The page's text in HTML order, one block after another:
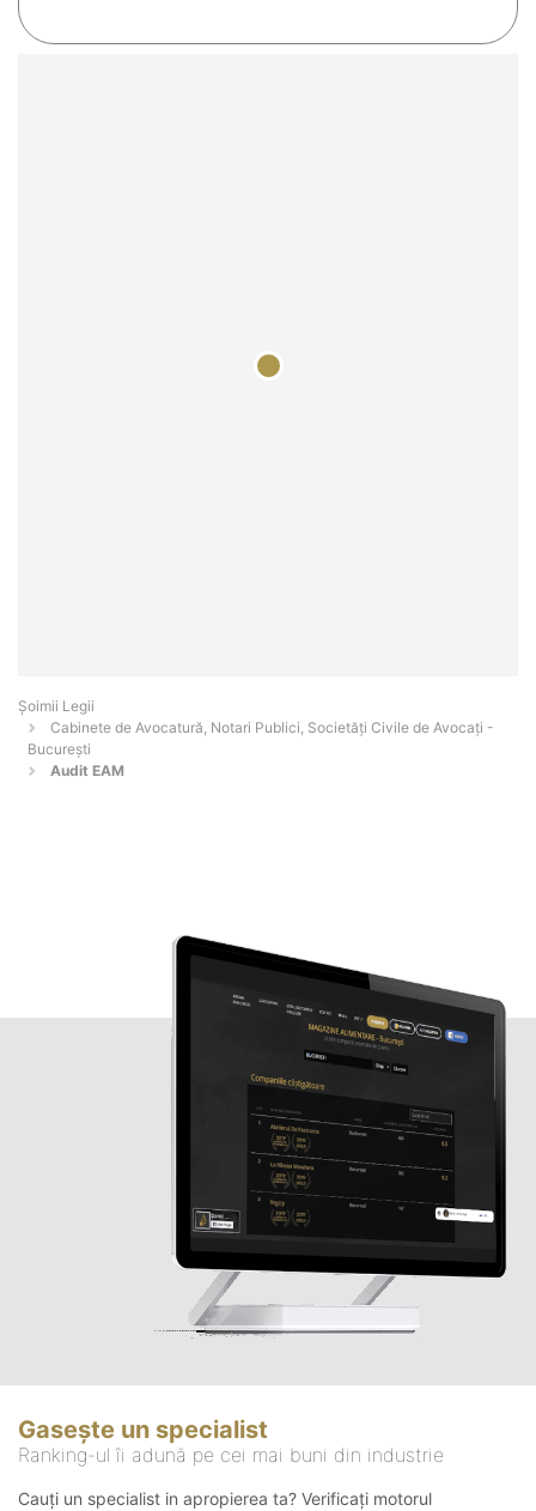
Șoimii Legii
Cabinete de Avocatură, Notari Publici, Societăți Civile de Avocați -
Bucureşti
Audit EAM
Gasește un specialist
Ranking-ul îi adună pe cei mai buni din industrie
Cauți un specialist in apropierea ta? Verificați motorul